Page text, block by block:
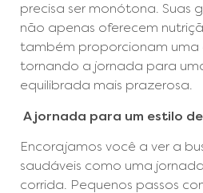
precisa ser monótona. Suas
não apenas oferecem
também proporcionam uma
tornando a jornada para
equilibrada mais prazerosa.
A jornada para um estilo
Encorajamos você a ver a
saudáveis como uma
corrida. Pequenos passos